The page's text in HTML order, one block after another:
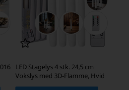
LED Stagelys 4 stk. 24,5 cm
Vokslys med 3D-Flamme, Hvid